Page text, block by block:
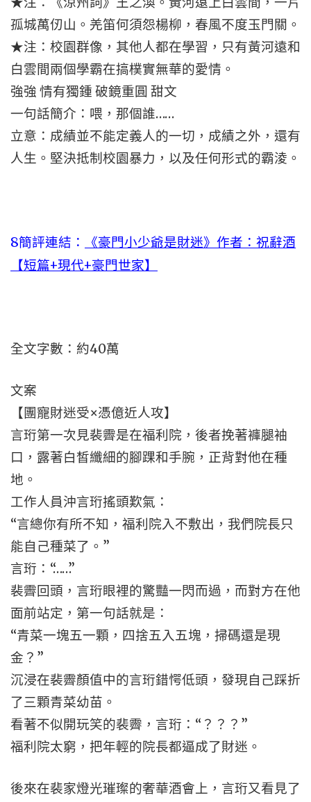
孤城萬仞山。羌笛何須怨楊柳，春風不度玉門關。
★注：校園群像，其他人都在學習，只有黃河遠和
白雲間兩個學霸在搞樸實無華的愛情。
強強 情有獨鍾 破鏡重圓 甜文
一句話簡介：喂，那個誰……
立意：成績並不能定義人的一切，成績之外，還有
人生。堅決抵制校園暴力，以及任何形式的霸淩。
8簡評連結：
《豪門小少爺是財迷》作者：祝辭酒
【短篇+現代+豪門世家】
全文字數：約40萬
文案
【團寵財迷受×憑億近人攻】
言珩第一次見裴霽是在福利院，後者挽著褲腿袖
口，露著白皙纖細的腳踝和手腕，正背對他在種
地。
工作人員沖言珩搖頭歎氣：
“言總你有所不知，福利院入不敷出，我們院長只
能自己種菜了。”
言珩：“……”
裴霽回頭，言珩眼裡的驚豔一閃而過，而對方在他
面前站定，第一句話就是：
“青菜一塊五一顆，四捨五入五塊，掃碼還是現
金？”
沉浸在裴霽顏值中的言珩錯愕低頭，發現自己踩折
了三顆青菜幼苗。
看著不似開玩笑的裴霽，言珩：“？？？”
福利院太窮，把年輕的院長都逼成了財迷。
後來在裴家燈光璀璨的奢華酒會上，言珩又看見了